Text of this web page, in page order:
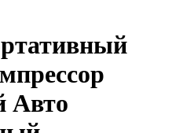
Авто